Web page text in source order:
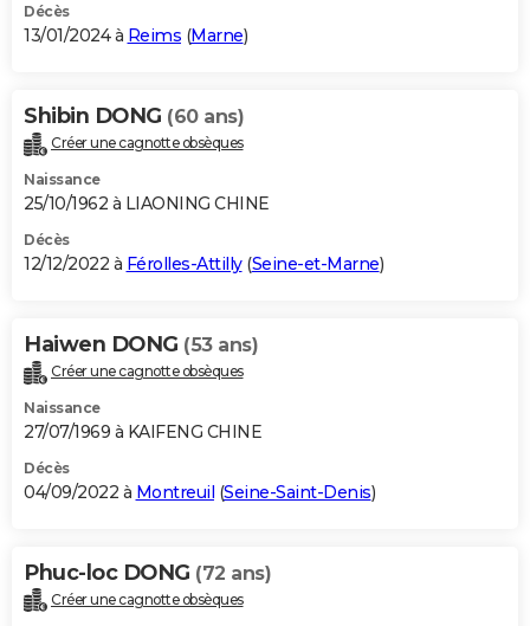
Décès
13/01/2024 à Reims (Marne)
Shibin DONG (60 ans)
Créer une cagnotte obsèques
Naissance
25/10/1962 à LIAONING CHINE
Décès
12/12/2022 à Férolles-Attilly(Seine-et-Marne)
Haiwen DONG (53 ans)
Créer une cagnotte obsèques
Naissance
27/07/1969 à KAIFENG CHINE
Décès
04/09/2022 à Montreuil (Seine-Saint-Denis)
Phuc-loc DONG (72 ans)
Créer une cagnotte obsèques